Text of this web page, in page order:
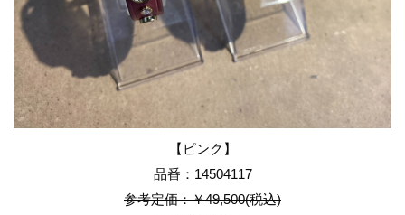
【ピンク】
品番：14504117
参考定価：￥49,500(税込)